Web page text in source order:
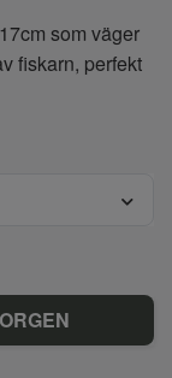
som väger
fiskarn, perfekt